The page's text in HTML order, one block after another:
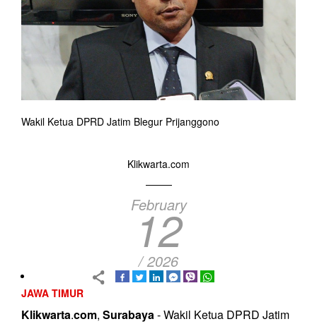
Wakil Ketua DPRD Jatim Blegur Prijanggono
Klikwarta.com
February
12
/ 2026
JAWA TIMUR
Klikwarta.com, Surabaya- Wakil Ketua DPRD Jatim